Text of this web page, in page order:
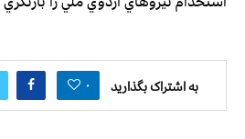
به اشتراک بگذارید ۰